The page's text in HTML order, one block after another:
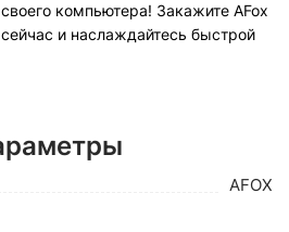
компьютера! Закажите AFox
и наслаждайтесь быстрой
AFOX